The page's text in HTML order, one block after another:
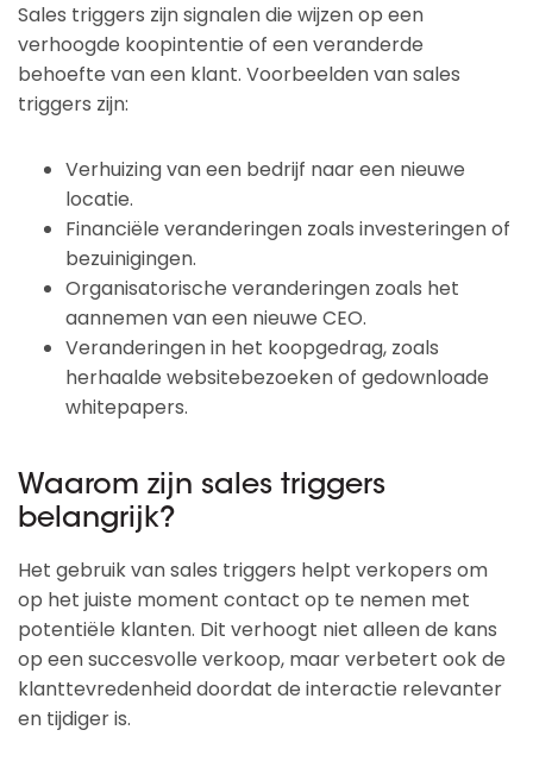
Sales triggers zijn signalen die wijzen op een
verhoogde koopintentie of een veranderde
behoefte van een klant. Voorbeelden van sales
triggers zijn:
Verhuizing van een bedrijf naar een nieuwe
locatie.
Financiële veranderingen zoals investeringen of
bezuinigingen.
Organisatorische veranderingen zoals het
aannemen van een nieuwe CEO.
Veranderingen in het koopgedrag, zoals
herhaalde websitebezoeken of gedownloade
whitepapers.
Waarom zijn sales triggers
belangrijk?
Het gebruik van sales triggers helpt verkopers om
op het juiste moment contact op te nemen met
potentiële klanten. Dit verhoogt niet alleen de kans
op een succesvolle verkoop, maar verbetert ook de
klanttevredenheid doordat de interactie relevanter
en tijdiger is.